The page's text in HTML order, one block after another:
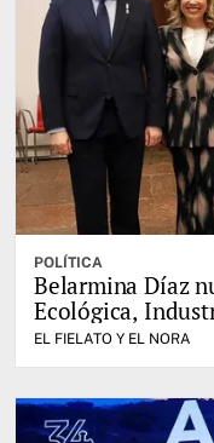
POLÍTICA
Belarmina Díaz
Ecológica,
EL FIELATO Y EL NORA